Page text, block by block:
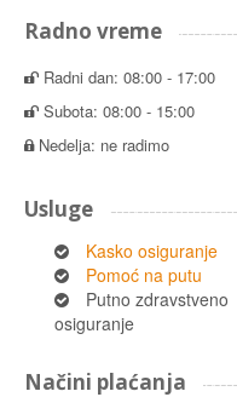
Radno vreme
Radni dan: 08:00 - 17:00
Subota: 08:00 - 15:00
Nedelja: ne radimo
Usluge
Kasko osiguranje
Pomoć na putu
Putno zdravstveno
osiguranje
Načini plaćanja